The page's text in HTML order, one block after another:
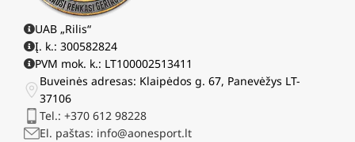
UAB „Rilis“
Į. k.: 300582824
PVM mok. k.: LT100002513411
Buveinės adresas: Klaipėdos g. 67, Panevėžys LT-
37106
Tel.: +370 612 98228
El. paštas: info@aonesport.lt